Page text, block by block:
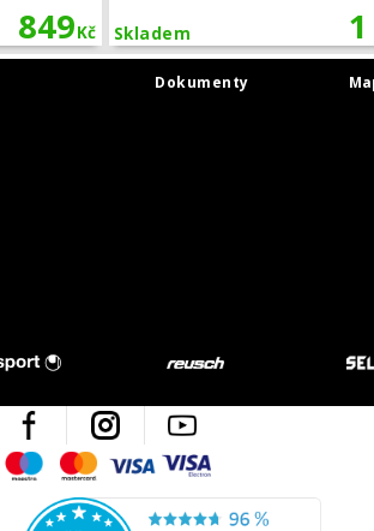
849Kč Skladem
Dokumenty
Facebook Instagram
MaestroMastercard
Visa
Česká kvalita